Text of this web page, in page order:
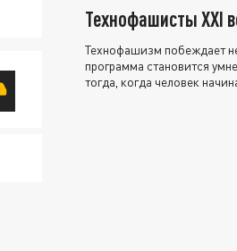
Технофашисты XXI
Технофашизм побеждает
программа становится
тогда, когда человек